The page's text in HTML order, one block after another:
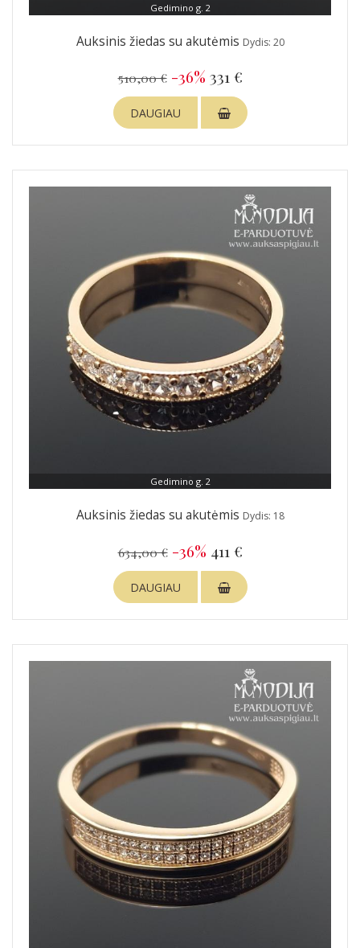
Gedimino g. 2
Auksinis žiedas su akutėmis Dydis: 20
510,00 € -36% 331 €
DAUGIAU
Gedimino g. 2
Auksinis žiedas su akutėmis Dydis: 18
634,00 € -36% 411 €
DAUGIAU